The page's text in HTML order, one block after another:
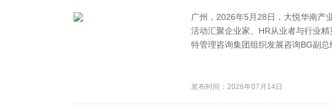
广州，2026年5月28日，大悦华南产
活动汇聚企业家、HR从业者与行业
特管理咨询集团组织发展咨询BG副总
发布时间：2026年07月14日